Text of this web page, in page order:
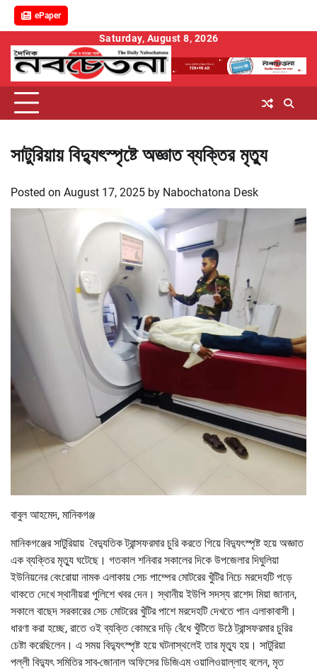
ePaper
content
Saturday, August 8, 2026
সাটুরিয়ায় বিদ্যুৎস্পৃষ্টে অজ্ঞাত ব্যক্তির মৃত্যু
Posted on August 17, 2025 by Nabochatona Desk
বাবুল আহমেদ, মানিকগঞ্জ
মানিকগঞ্জের সাটুরিয়ায় বৈদ্যুতিক ট্রান্সফরমার চুরি করতে গিয়ে বিদ্যুৎস্পৃষ্ট হয়ে অজ্ঞাত
এক ব্যক্তির মৃত্যু ঘটেছে। গতকাল শনিবার সকালের দিকে উপজেলার দিঘুলিয়া
ইউনিয়নের বেংরোয়া নামক এলাকায় সেচ পাম্পের মোটরের খুঁটির নিচে মরদেহটি পড়ে
থাকতে দেখে স্থানীয়রা পুলিশে খবর দেন। স্থানীয় ইউপি সদস্য রাশেদ মিয়া জানান,
সকালে বাছেদ সরকারের সেচ মোটরের খুঁটির পাশে মরদেহটি দেখতে পান এলাকাবাসী।
ধারণা করা হচ্ছে, রাতে ওই ব্যক্তি কোমরে দড়ি বেঁধে খুঁটিতে উঠে ট্রান্সফরমার চুরির
চেষ্টা করেছিলেন। এ সময় বিদ্যুৎস্পৃষ্ট হয়ে ঘটনাস্থলেই তার মৃত্যু হয়। সাটুরিয়া
পল্লী বিদ্যুৎ সমিতির সাব-জোনাল অফিসের ডিজিএম ওয়ালিওয়াল্লাহ বলেন, মৃত